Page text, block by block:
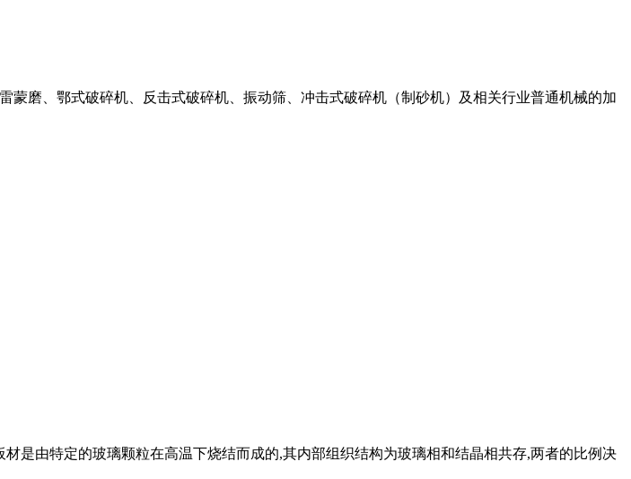
磨、鄂式破碎机、反击式破碎机、振动筛、冲击式破碎机（制砂机）及相关行业普通机械的加
是由特定的玻璃颗粒在高温下烧结而成的,其内部组织结构为玻璃相和结晶相共存,两者的比例决